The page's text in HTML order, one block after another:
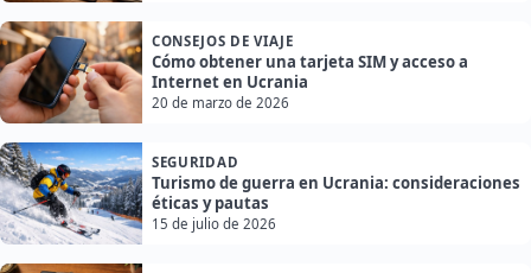
CONSEJOS DE VIAJE
Cómo obtener una tarjeta SIM y acceso a
Internet en Ucrania
20 de marzo de 2026
SEGURIDAD
Turismo de guerra en Ucrania: consideraciones
éticas y pautas
15 de julio de 2026